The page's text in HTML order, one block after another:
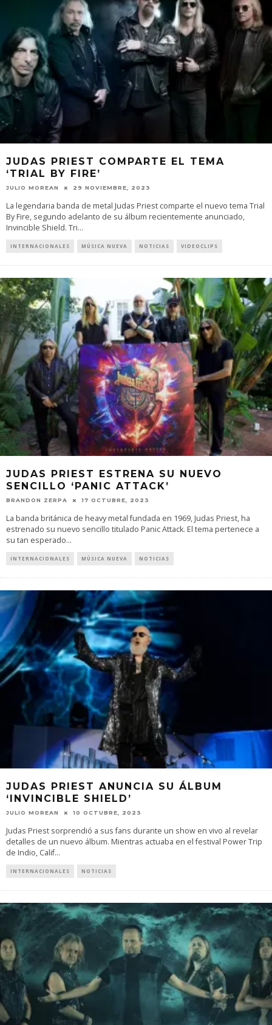
JUDAS PRIEST COMPARTE EL TEMA
‘TRIAL BY FIRE’
JULIO MOREAN 29 NOVIEMBRE, 2023
La legendaria banda de metal Judas Priest comparte el nuevo tema Trial
By Fire, segundo adelanto de su álbum recientemente anunciado,
Invincible Shield. Tri...
INTERNACIONALES MÚSICA NUEVA NOTICIAS VIDEOCLIPS
JUDAS PRIEST ESTRENA SU NUEVO
SENCILLO ‘PANIC ATTACK’
BRANDON ZERPA 17 OCTUBRE, 2023
La banda británica de heavy metal fundada en 1969, Judas Priest, ha
estrenado su nuevo sencillo titulado Panic Attack. El tema pertenece a
su tan esperado...
INTERNACIONALES MÚSICA NUEVA NOTICIAS
JUDAS PRIEST ANUNCIA SU ÁLBUM
‘INVINCIBLE SHIELD’
JULIO MOREAN 10 OCTUBRE, 2023
Judas Priest sorprendió a sus fans durante un show en vivo al revelar
detalles de un nuevo álbum. Mientras actuaba en el festival Power Trip
de Indio, Calif...
INTERNACIONALES NOTICIAS